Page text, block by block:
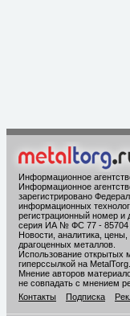
Информационное
Информационное
зарегистрировано
информационных
регистрационный номер и
серия ИА № ФС 77 - 85704
Новости, аналитика,
драгоценных металлов.
Использование открытых
гиперссылкой на
Мнение авторов
не совпадать с мнением
Контакты
Подписка